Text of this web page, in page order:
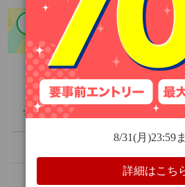
人文・思想
旅行・アウトドア
ライブラリ クーポン